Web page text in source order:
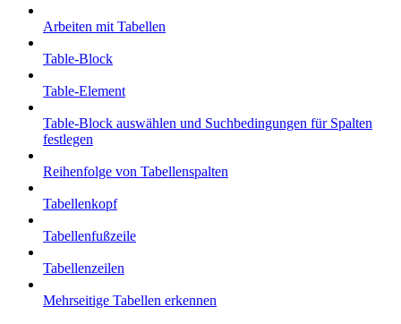
Arbeiten mit Tabellen
Table-Block
Table-Element
Table-Block auswählen und Suchbedingungen für Spalten
festlegen
Reihenfolge von Tabellenspalten
Tabellenkopf
Tabellenfußzeile
Tabellenzeilen
Mehrseitige Tabellen erkennen